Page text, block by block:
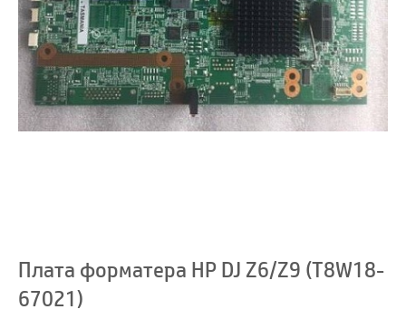
Плата форматера HP DJ Z6/Z9 (T8W18-
67021)